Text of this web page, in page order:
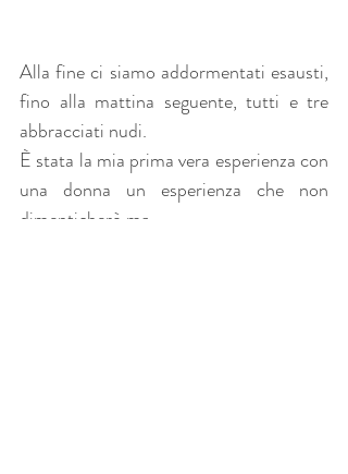
Alla fine ci siamo addormentati esausti,
fino alla mattina seguente, tutti e tre
abbracciati nudi.
È stata la mia prima vera esperienza con
una donna un esperienza che non
dimenticherò ma.